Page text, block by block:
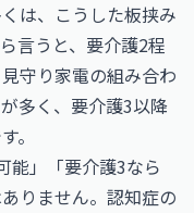
は、こうした板挟み
言うと、要介護2程
守り家電の組み合わ
多く、要介護3以降
。
能」「要介護3なら
りません。認知症の